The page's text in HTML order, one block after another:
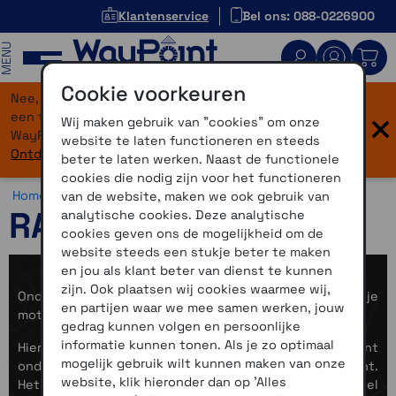
Klantenservice Bel ons: 088-0226900
Nee, je bent niet verdwaald! Onze website heeft
een flinke upgrade gekregen. Dezelfde vertrouwde
WayPoint-service, maar dan in een modern jasje.
Ontdek hier wat er allemaal nieuw is.
×
Home >Motor >Montage >RAM Mounts
RAM Mounts
Onderdelen om een navigatiesysteem of telefoon op je
motor te monteren.
Hieronder vind je een deel van het assortiment
onderdelen, in veel gevallen van het merk RAM-Mount.
Het systeem bestaat eigenlijk uit 3 onderdelen, het deel
Cookie voorkeuren
Wij maken gebruik van "cookies" om onze
website te laten functioneren en steeds
beter te laten werken. Naast de functionele
cookies die nodig zijn voor het functioneren
van de website, maken we ook gebruik van
analytische cookies. Deze analytische
cookies geven ons de mogelijkheid om de
website steeds een stukje beter te maken
en jou als klant beter van dienst te kunnen
zijn. Ook plaatsen wij cookies waarmee wij,
en partijen waar we mee samen werken, jouw
gedrag kunnen volgen en persoonlijke
informatie kunnen tonen. Als je zo optimaal
mogelijk gebruik wilt kunnen maken van onze
website, klik hieronder dan op 'Alles